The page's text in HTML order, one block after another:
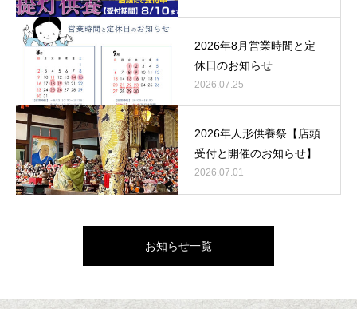
2026年8月営業時間と定
休日のお知らせ
2026.07.25
2026年人形供養祭【店頭
受付と開催のお知らせ】
2026.07.01
お知らせ一覧